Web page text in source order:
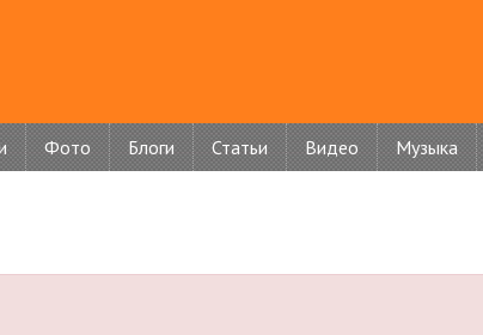
Фото Блоги Статьи Видео Музыка